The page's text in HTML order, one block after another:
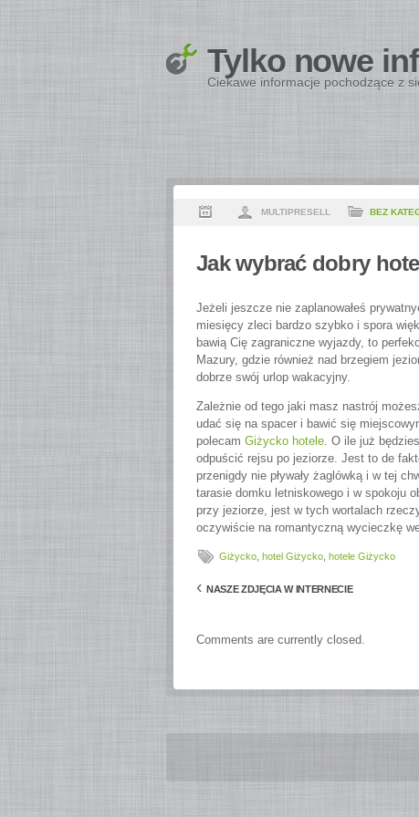
Tylko nowe
Ciekawe informacje pochodzące z
MULTIPRESELL BEZ
Jak wybrać dobry
Jeżeli jeszcze nie zaplanowałeś
miesięcy zleci bardzo szybko i spora
bawią Cię zagraniczne wyjazdy, to
Mazury, gdzie również nad brzegiem
dobrze swój urlop wakacyjny.
Zależnie od tego jaki masz nastrój
udać się na spacer i bawić się
polecam Giżycko hotele. O ile już
odpuścić rejsu po jeziorze. Jest to de
przenigdy nie pływały żaglówką i w tej
tarasie domku letniskowego i w spokoju
przy jeziorze, jest w tych wortalach
oczywiście na romantyczną wycieczkę
Giżycko hotel Giżycko hotele Giżycko
‹ NASZE ZDJĘCIA W INTERNECIE
Comments are currently closed.